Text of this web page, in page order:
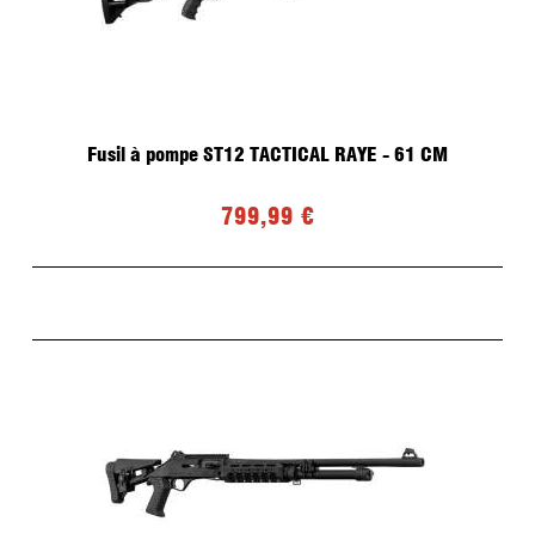
Fusil à pompe ST12 TACTICAL RAYE - 61 CM
799,99 €